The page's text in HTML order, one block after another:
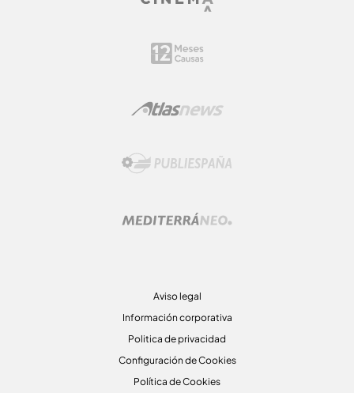
Aviso legal
Información corporativa
Politica de privacidad
Configuración de Cookies
Política de Cookies